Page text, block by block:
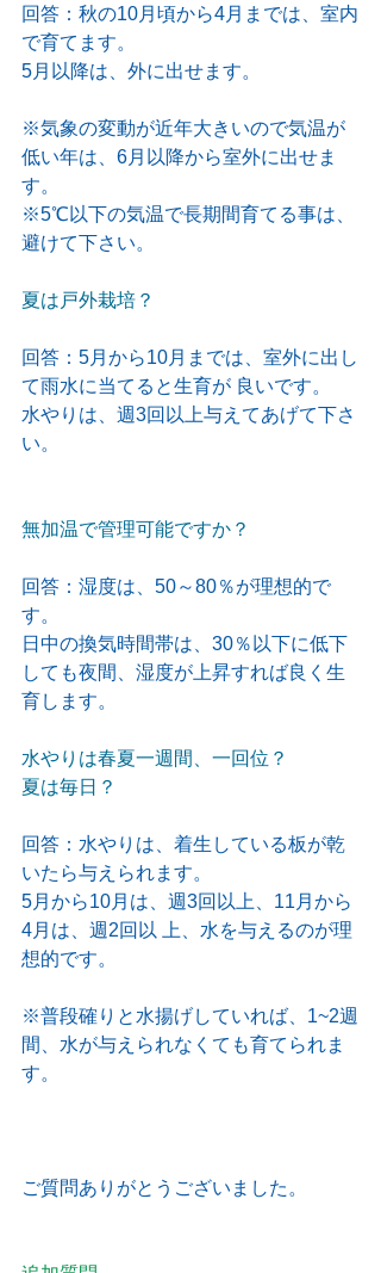
回答：秋の10月頃から4月までは、室内
で育てます。
5月以降は、外に出せます。
※気象の変動が近年大きいので気温が
低い年は、6月以降から室外に出せま
す。
※5℃以下の気温で長期間育てる事は、
避けて下さい。
夏は戸外栽培？
回答：5月から10月までは、室外に出し
て雨水に当てると生育が 良いです。
水やりは、週3回以上与えてあげて下さ
い。
無加温で管理可能ですか？
回答：湿度は、50～80％が理想的で
す。
日中の換気時間帯は、30％以下に低下
しても夜間、湿度が上昇すれば良く生
育します。
水やりは春夏一週間、一回位？
夏は毎日？
回答：水やりは、着生している板が乾
いたら与えられます。
5月から10月は、週3回以上、11月から
4月は、週2回以 上、水を与えるのが理
想的です。
※普段確りと水揚げしていれば、1~2週
間、水が与えられなくても育てられま
す。
ご質問ありがとうございました。